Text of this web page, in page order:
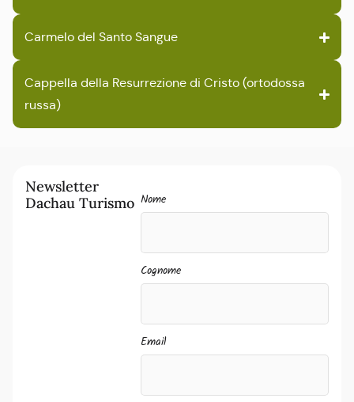
Carmelo del Santo Sangue
Cappella della Resurrezione di Cristo (ortodossa
russa)
Newsletter
Dachau Turismo Nome
Cognome
Email